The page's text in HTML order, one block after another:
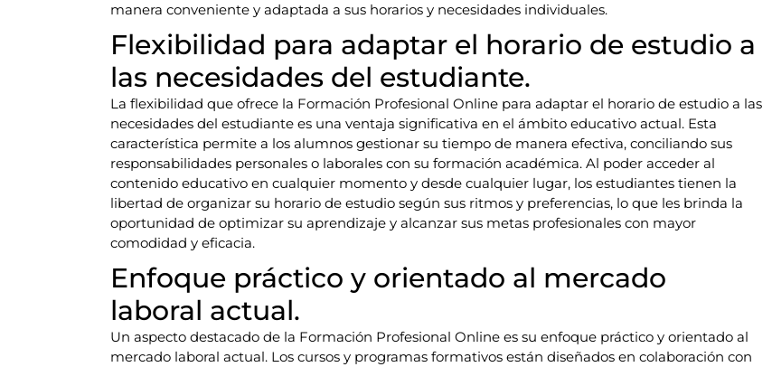
manera conveniente y adaptada a sus horarios y necesidades individuales.
Flexibilidad para adaptar el horario de estudio a
las necesidades del estudiante.
La flexibilidad que ofrece la Formación Profesional Online para adaptar el horario de estudio a las
necesidades del estudiante es una ventaja significativa en el ámbito educativo actual. Esta
característica permite a los alumnos gestionar su tiempo de manera efectiva, conciliando sus
responsabilidades personales o laborales con su formación académica. Al poder acceder al
contenido educativo en cualquier momento y desde cualquier lugar, los estudiantes tienen la
libertad de organizar su horario de estudio según sus ritmos y preferencias, lo que les brinda la
oportunidad de optimizar su aprendizaje y alcanzar sus metas profesionales con mayor
comodidad y eficacia.
Enfoque práctico y orientado al mercado
laboral actual.
Un aspecto destacado de la Formación Profesional Online es su enfoque práctico y orientado al
mercado laboral actual. Los cursos y programas formativos están diseñados en colaboración con